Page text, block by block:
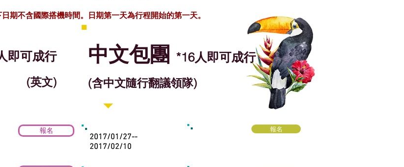
即可成行
(英文)
​中文包團 *16人即可成行
(含中文隨行翻議領隊)
期不含國際搭機時間。日期第一天為行程開始的第一天。
報名
2017/01/27--
2017/02/10
報名